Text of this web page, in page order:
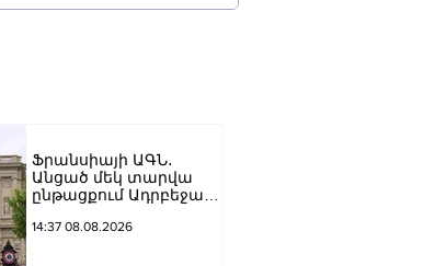
Ֆրանսիայի ԱԳՆ․
Անցած մեկ տարվա
ընթացքում Ադրբեջանն
խաղաղությունը
14:37 08.08.2026